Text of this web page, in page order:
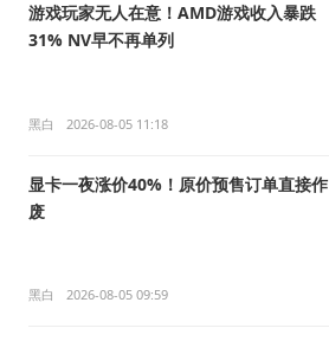
游戏玩家无人在意！AMD游戏收入暴跌
31% NV早不再单列
黑白 2026-08-05 11:18
显卡一夜涨价40%！原价预售订单直接作
废
黑白 2026-08-05 09:59